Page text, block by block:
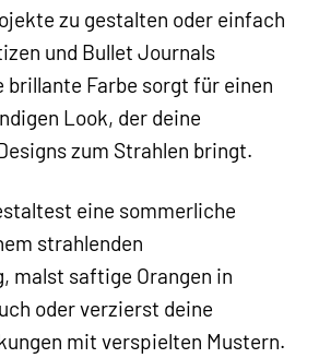
zu gestalten oder einfach
und Bullet Journals
brillante Farbe sorgt für einen
Look, der deine
zum Strahlen bringt.
eine sommerliche
strahlenden
malst saftige Orangen in
oder verzierst deine
mit verspielten Mustern.